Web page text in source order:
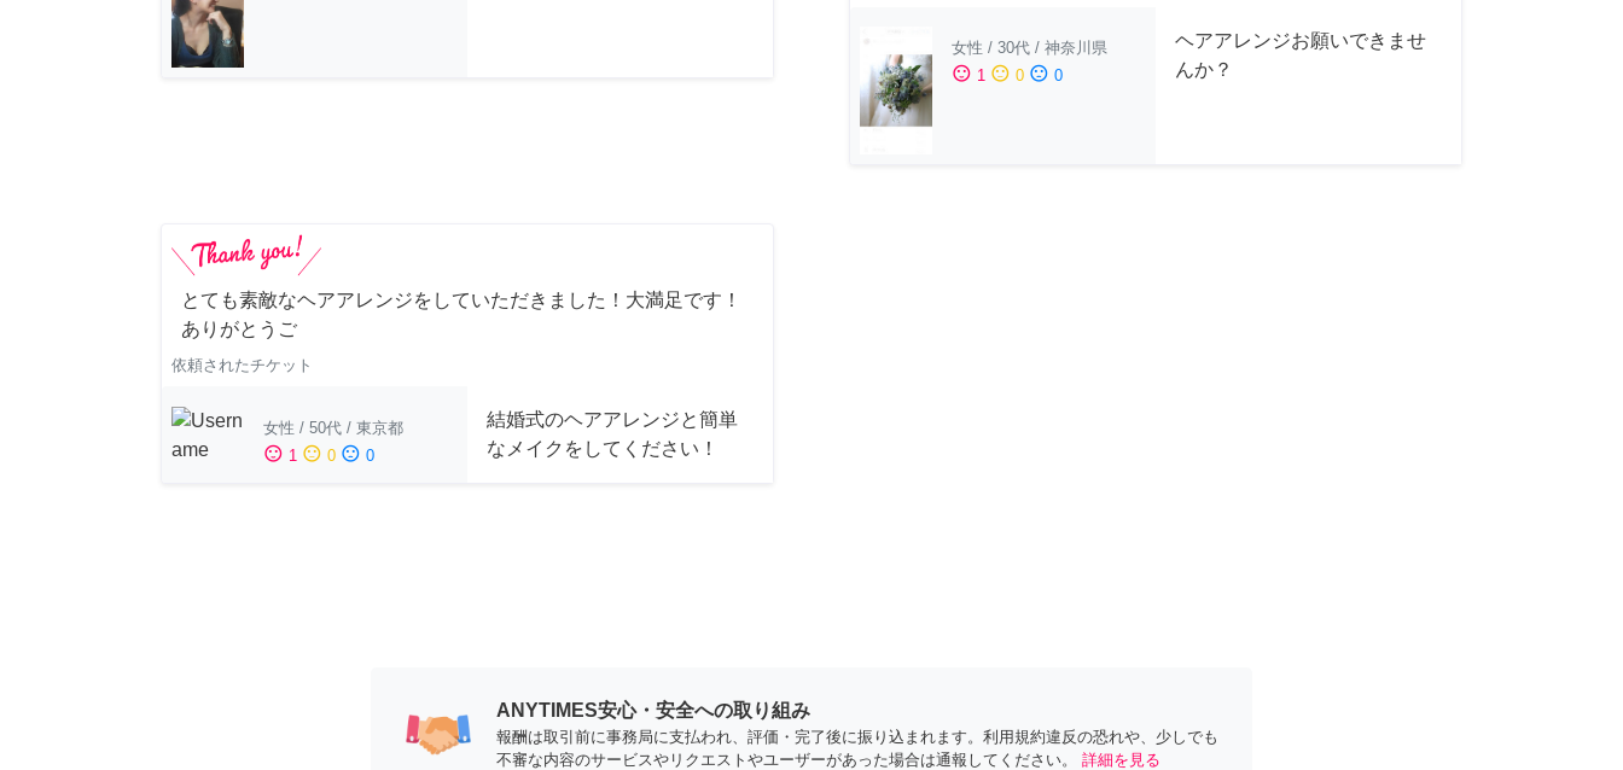
女性 / 30代 / 神奈川県
sentiment_satisfied 1 sentiment_neutral 0 sentiment_dissatisfied 0
ヘアアレンジお願いできませ
んか？
とても素敵なヘアアレンジをしていただきました！大満足です！
ありがとうご
依頼されたチケット
女性 / 50代 / 東京都
sentiment_satisfied 1 sentiment_neutral 0 sentiment_dissatisfied 0
結婚式のヘアアレンジと簡単
なメイクをしてください！
ANYTIMES安心・安全への取り組み
報酬は取引前に事務局に支払われ、評価・完了後に振り込まれます。利用規約違反の恐れや、少しでも
不審な内容のサービスやリクエストやユーザーがあった場合は通報してください。
詳細を見る